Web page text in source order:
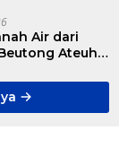
Air dari
Ateuh